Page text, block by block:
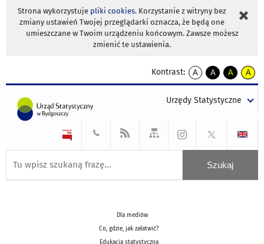
Strona wykorzystuje pliki cookies. Korzystanie z witryny bez
zmiany ustawień Twojej przeglądarki oznacza, że będą one
umieszczane w Twoim urządzeniu końcowym. Zawsze możesz
zmienić te ustawienia.
Kontrast:
A
kontrast
A
kontrast
tekst
czarnym
A
kontrast
tekst
czarnym
A
tekst
żółtym
Urzędy Statystyczne
Dla mediów
Co, gdzie, jak załatwić?
Edukacja statystyczna